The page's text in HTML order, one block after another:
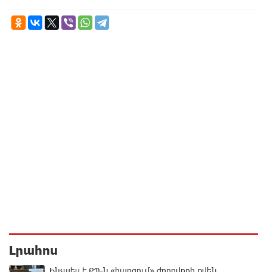
Լրահոս